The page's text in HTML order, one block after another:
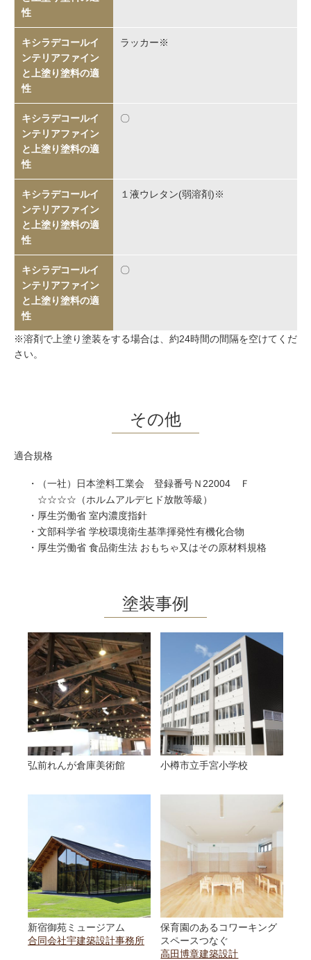
ラッカー※
〇
１液ウレタン(弱溶剤)※
〇
※溶剤で上塗り塗装をする場合は、約24時間の間隔を空けてくだ
さい。
その他
適合規格
・（一社）日本塗料工業会 登録番号Ｎ22004 Ｆ
☆☆☆☆（ホルムアルデヒド放散等級）
・厚生労働省 室内濃度指針
・文部科学省 学校環境衛生基準揮発性有機化合物
・厚生労働省 食品衛生法 おもちゃ又はその原材料規格
塗装事例
弘前れんが倉庫美術館 小樽市立手宮小学校
新宿御苑ミュージアム
合同会社宇建築設計事務所
保育園のあるコワーキング
スペースつなぐ
高田博章建築設計